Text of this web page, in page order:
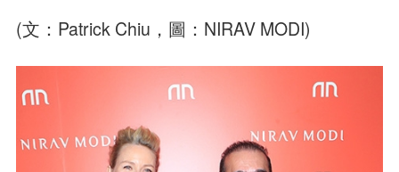
(文：Patrick Chiu，圖：NIRAV MODI)